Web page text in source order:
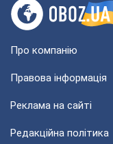
Про компанію
Правова інформація
Реклама на сайті
Редакційна політика